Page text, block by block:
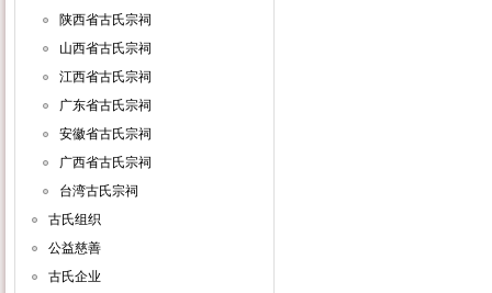
陕西省古氏宗祠
山西省古氏宗祠
江西省古氏宗祠
广东省古氏宗祠
安徽省古氏宗祠
广西省古氏宗祠
台湾古氏宗祠
古氏组织
公益慈善
古氏企业